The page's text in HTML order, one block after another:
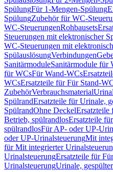
SpülungFür 1-Mengen-Spülung
SpülungZubehör für WC-
WC-SteuerungenRohbausets
Steuerungen mit elektronischer
WC-Steuerungen mit
SpülauslösungVerbindungen
SanitärmoduleSanitärmodule für
für WCsFür Wand-WCs
WCsErsatzteile für Für Stand-
ZubehörVerbrauchsmaterial
SpülrandErsatzteile für Urinale,
SpülrandOhne DeckelErsatzteile
Betrieb, spülrandlosErsatzteile
spülrandlosFür AP- oder UP-
oder UP-UrinalsteuerungMit
für Mit integrierter
UrinalsteuerungErsatzteile für
UrinalsteuerungUrinale,